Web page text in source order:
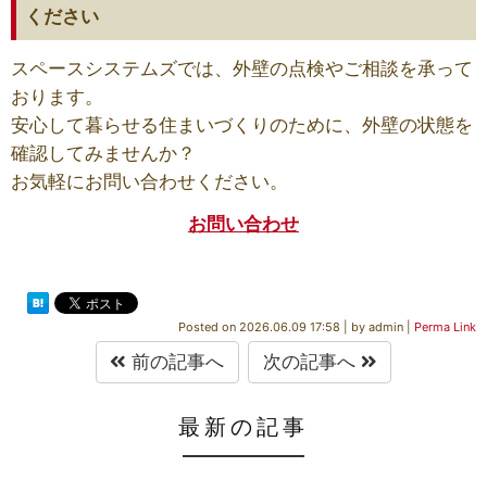
ください
スペースシステムズでは、外壁の点検やご相談を承って
おります。
安心して暮らせる住まいづくりのために、外壁の状態を
確認してみませんか？
お気軽にお問い合わせください。
お問い合わせ
Posted on 2026.06.09 17:58 by admin Perma Link
前の記事へ 次の記事へ
最新の記事